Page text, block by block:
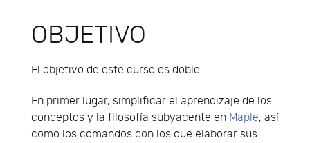
OBJETIVO
El objetivo de este curso es doble.
En primer lugar, simplificar el aprendizaje de los
conceptos y la filosofía subyacente en Maple, así
como los comandos con los que elaborar sus